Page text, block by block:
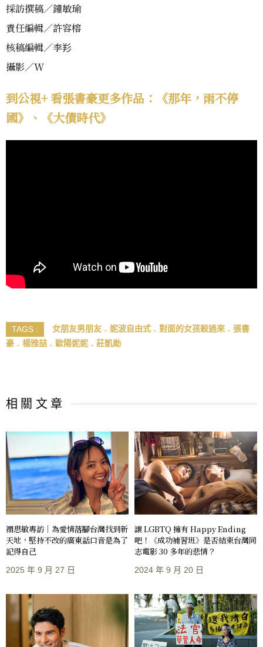
採訪撰稿／鐘敏瑜
責任編輯／許容榕
核稿編輯／李羏
攝影／W
到公視+ 看張書豪更多作品：《那年，雨不停
國》、《大債時代》
TAGS : 女朋友男朋友 妮波自由式 對面的女孩殺過來
張書
豪
楊雅喆 歐陽妮妮 莊凱勛
相 關 文 章
禤思敏專訪｜為愛情落腳台灣找到新
天地，堅持不改的廣東話口音是為了
記得自己
2025 年 9 月 27 日
讓 LGBTQ 擁有 Happy Ending
吧！《成功補習班》是否結束台灣同
志電影 30 多年的悲情？
2024 年 9 月 20 日